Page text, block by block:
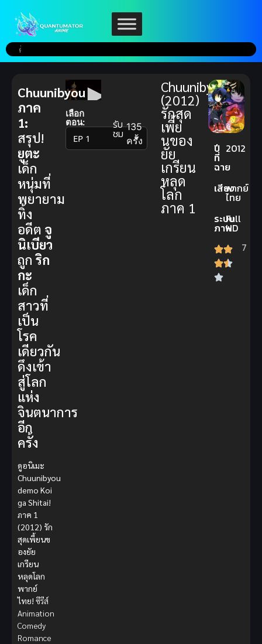
เลือก
ตอน:
▼
รับ
ชม 135
ครั้ง
Chuunibyou
(2012)
รักสุด
เพี้ย
นของ
ยัย
เกรียน
หลุด
โลก
ภาค 1
ปี
ที่
ฉาย
2012
เสียงพากย์
ไทย
ระบบ
ภาพ
Full
HD
7
Chuunibyou
ภาค
1:
สรุป!
ยูตะ
เด็ก
หนุ่มที่
พยายาม
ทิ้ง
อดีต จู
นิเบียว
ถูกริก
กะ
เด็ก
สาวที่
เป็น
โรค
เดียวกัน
ดึงเข้า
สู่โลก
แห่ง
จินตนาการ
อีก
ครั้ง
ดูอนิเมะ
Chuunibyou
demo Koi
ga Shitai!
ภาค 1
(2012) รัก
สุดเพี้ยนข
องยัย
เกรียน
หลุดโลก
พากย์
ไทย! ซีรีส์
Animation
Comedy
Romance